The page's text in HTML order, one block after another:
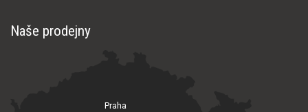
Naše prodejny
Praha